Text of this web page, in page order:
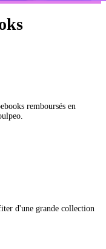
remboursés en
d'une grande collection